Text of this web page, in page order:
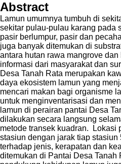
Abstract
Lamun umumnya tumbuh di
sekitar pulau-pulau karang pada
pasir berlumpur, pasir dan
juga banyak ditemukan di
antara hutan rawa mangrove
informasi dari masyarakat dan
Desa Tanah Rata merupakan
daya ekosistem lamun yang
mencari makan bagi organisme
untuk menginventarisasi dan
lamun di perairan pantai Desa
dilakukan secara langsung
metode transek kuadran. Lokasi
stasiun dengan jarak tiap
terhadap jenis, kerapatan dan
ditemukan di Pantai Desa